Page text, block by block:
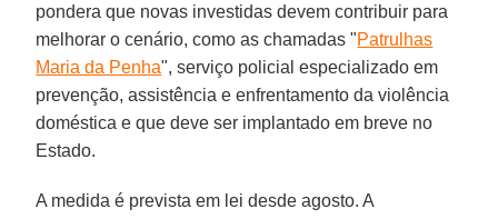
pondera que novas investidas devem contribuir para
melhorar o cenário, como as chamadas "Patrulhas
Maria da Penha", serviço policial especializado em
prevenção, assistência e enfrentamento da violência
doméstica e que deve ser implantado em breve no
Estado.
A medida é prevista em lei desde agosto. A